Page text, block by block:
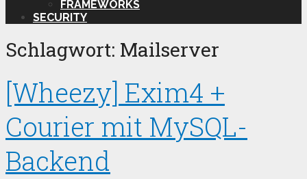
FRAMEWORKS
SECURITY
Schlagwort: Mailserver
[Wheezy] Exim4 +
Courier mit MySQL-
Backend